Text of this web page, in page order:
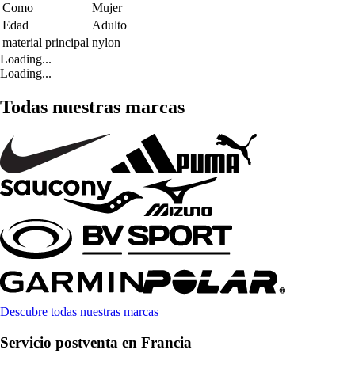
Como
Mujer
Edad
Adulto
material principal nylon
Loading...
Loading...
Todas nuestras marcas
Descubre todas nuestras marcas
Servicio postventa en Francia